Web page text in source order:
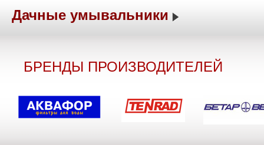
Дачные умывальники
БРЕНДЫ ПРОИЗВОДИТЕЛЕЙ